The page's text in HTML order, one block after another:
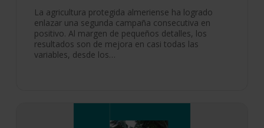
La agricultura protegida almeriense ha logrado
enlazar una segunda campaña consecutiva en
positivo. Al margen de pequeños detalles, los
resultados son de mejora en casi todas las
variables, desde los…